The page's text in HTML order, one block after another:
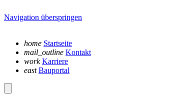
Navigation überspringen
home Startseite
mail_outline Kontakt
work Karriere
east Bauportal